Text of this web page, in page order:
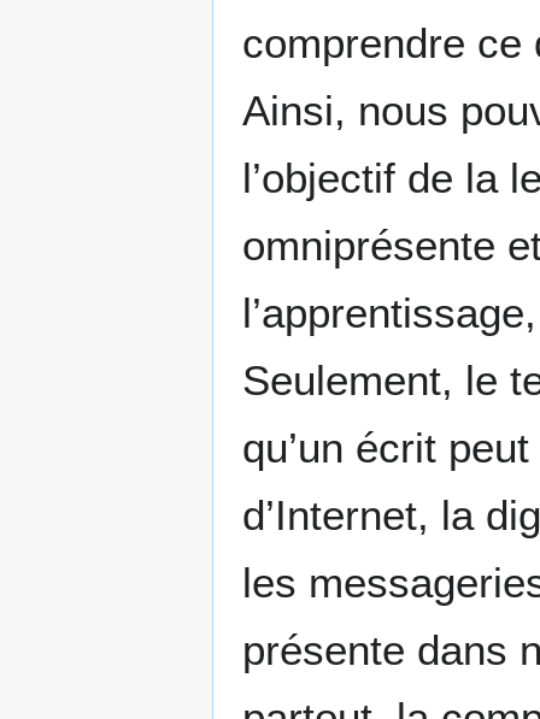
comprendre ce
Ainsi, nous
l’objectif de la
omniprésente
Seulement, le
qu’un écrit
d’Internet, la
les
présente dans